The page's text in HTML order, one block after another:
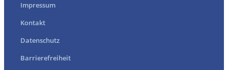
Impressum
Kontakt
Datenschutz
Barrierefreiheit